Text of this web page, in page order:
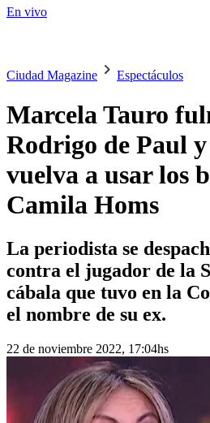
En vivo
Ciudad Magazine Espectáculos
Marcela Tauro
Rodrigo de Paul
vuelva a usar los
Camila Homs
La periodista se
contra el jugador de la
cábala que tuvo en la
el nombre de su ex.
22 de noviembre 2022, 17:04hs